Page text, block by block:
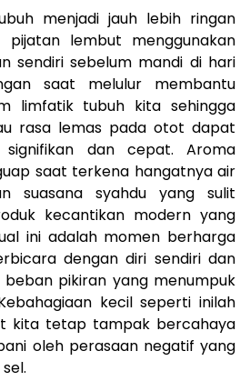
menjadi jauh lebih ringan
pijatan lembut menggunakan
sendiri sebelum mandi di hari
saat melulur membantu
limfatik tubuh kita sehingga
rasa lemas pada otot dapat
signifikan dan cepat. Aroma
saat terkena hangatnya air
suasana syahdu yang sulit
kecantikan modern yang
ini adalah momen berharga
dengan diri sendiri dan
pikiran yang menumpuk
kecil seperti inilah
kita tetap tampak bercahaya
oleh perasaan negatif yang